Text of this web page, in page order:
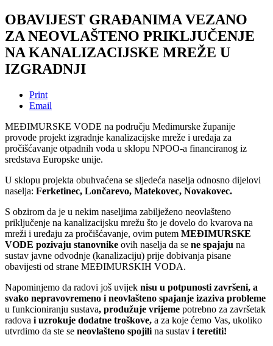
OBAVIJEST GRAĐANIMA VEZANO
ZA NEOVLAŠTENO PRIKLJUČENJE
NA KANALIZACIJSKE MREŽE U
IZGRADNJI
Print
Email
MEĐIMURSKE VODE na području Međimurske županije
provode projekt izgradnje kanalizacijske mreže i uređaja za
pročišćavanje otpadnih voda u sklopu NPOO-a financiranog iz
sredstava Europske unije.
U sklopu projekta obuhvaćena se sljedeća naselja odnosno dijelovi
naselja: Ferketinec, Lončarevo, Matekovec, Novakovec.
S obzirom da je u nekim naseljima zabilježeno neovlašteno
priključenje na kanalizacijsku mrežu što je dovelo do kvarova na
mreži i uređaju za pročišćavanje, ovim putem MEĐIMURSKE
VODE pozivaju stanovnike ovih naselja da se ne spajaju na
sustav javne odvodnje (kanalizaciju) prije dobivanja pisane
obavijesti od strane MEĐIMURSKIH VODA.
Napominjemo da radovi još uvijek nisu u potpunosti završeni, a
svako nepravovremeno i neovlašteno spajanje izaziva probleme
u funkcioniranju sustava, produžuje vrijeme potrebno za završetak
radova i uzrokuje dodatne troškove, a za koje ćemo Vas, ukoliko
utvrdimo da ste se neovlašteno spojili na sustav i teretiti!